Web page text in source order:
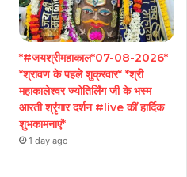
*#जयश्रीमहाकाल*07-08-2026*
*श्रावण के पहले शुक्रवार* *श्री
महाकालेश्वर ज्योतिर्लिंग जी के भस्म
आरती श्रृंगार दर्शन #live कीं हार्दिक
शुभकामनाएं*
1 day ago